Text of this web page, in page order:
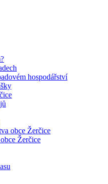
hospodářství
obce Žerčice
Žerčice